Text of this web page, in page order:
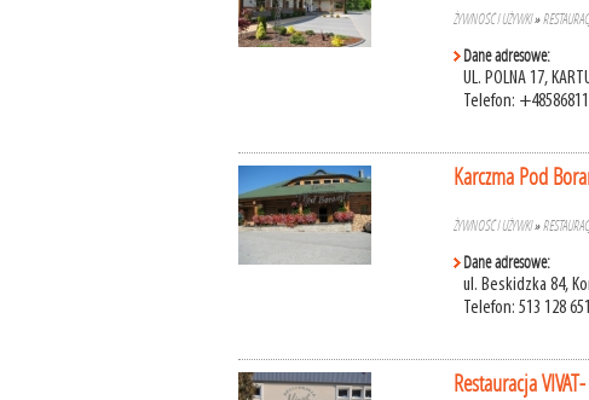
ŻYWNOŚĆ I UŻYWKI»
Dane adresowe:
UL. POLNA 17,
Telefon:
Karczma Pod
ŻYWNOŚĆ I UŻYWKI»
Dane adresowe:
ul. Beskidzka 84,
Telefon: 513 128 651
Restauracja